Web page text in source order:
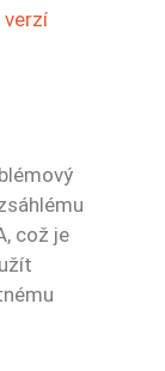
verzí
což je